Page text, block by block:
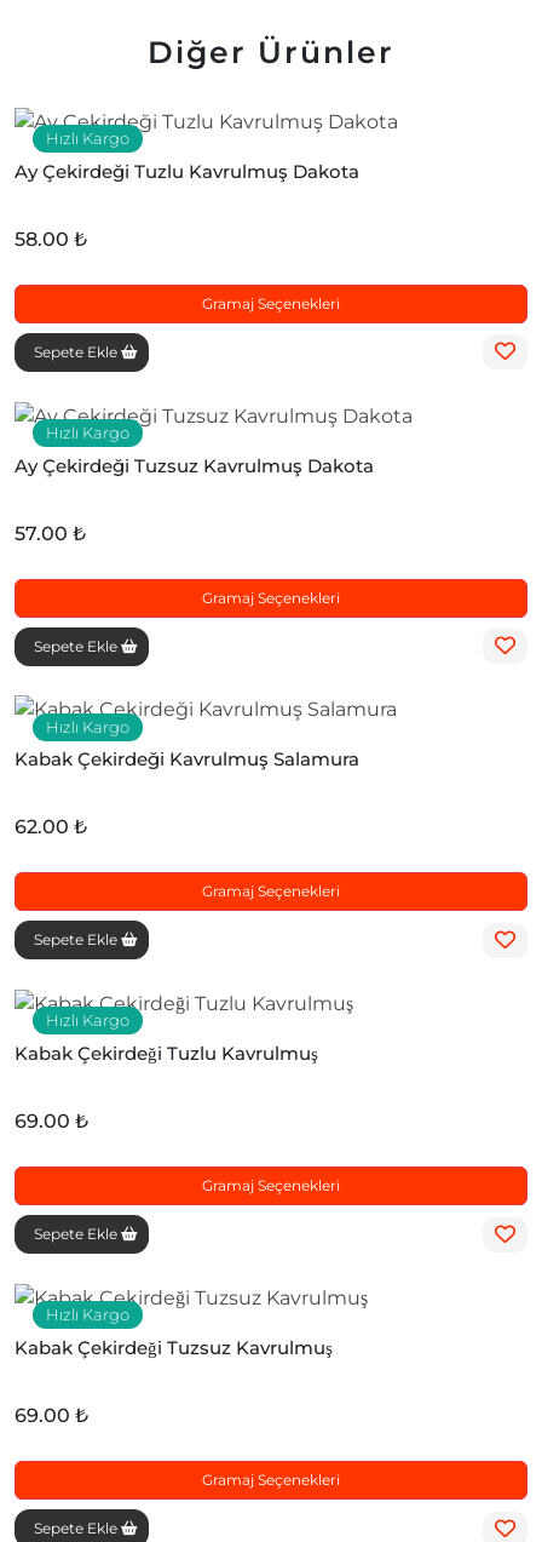
Diğer Ürünler
Hızlı Kargo
Ay Çekirdeği Tuzlu Kavrulmuş Dakota
58.00 ₺
Gramaj Seçenekleri
Sepete Ekle
Hızlı Kargo
Ay Çekirdeği Tuzsuz Kavrulmuş Dakota
57.00 ₺
Gramaj Seçenekleri
Sepete Ekle
Hızlı Kargo
Kabak Çekirdeği Kavrulmuş Salamura
62.00 ₺
Gramaj Seçenekleri
Sepete Ekle
Hızlı Kargo
Kabak Çekirdeği Tuzlu Kavrulmuş
69.00 ₺
Gramaj Seçenekleri
Sepete Ekle
Hızlı Kargo
Kabak Çekirdeği Tuzsuz Kavrulmuş
69.00 ₺
Gramaj Seçenekleri
Sepete Ekle